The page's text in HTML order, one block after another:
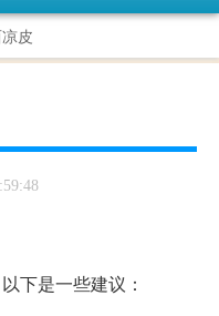
皮
以下是一些建议：